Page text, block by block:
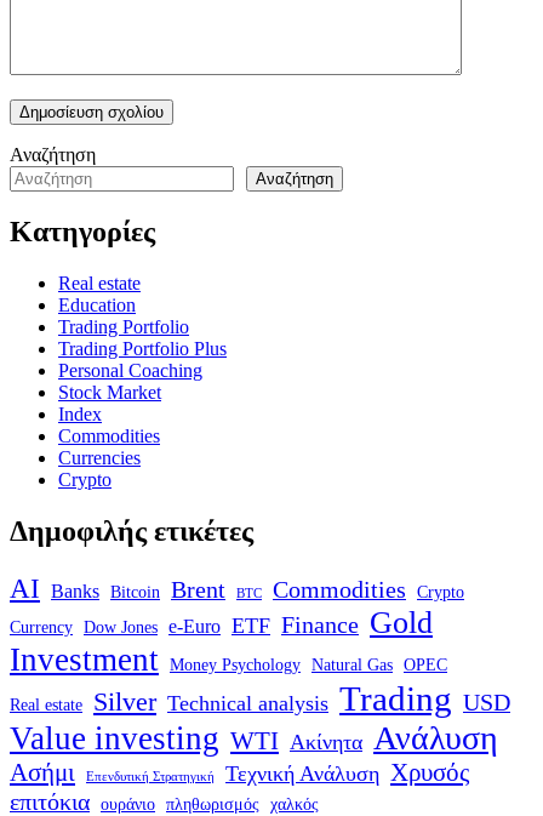
Αναζήτηση
Αναζήτηση
Κατηγορίες
Real estate
Education
Trading Portfolio
Trading Portfolio Plus
Personal Coaching
Stock Market
Index
Commodities
Currencies
Crypto
Δημοφιλής ετικέτες
AI Banks Bitcoin Brent BTC Commodities
Crypto
Currency Dow Jones e-Euro ETF Finance Gold
Investment Money Psychology Natural Gas OPEC
Real estate Silver Technical analysis Trading USD
Value investing WTI Ακίνητα Ανάλυση
Ασήμι Επενδυτική Στρατηγική Τεχνική Ανάλυση Χρυσός
επιτόκια ουράνιο πληθωρισμός χαλκός